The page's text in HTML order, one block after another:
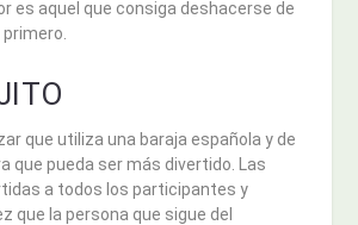
es aquel que consiga deshacerse de
que utiliza una baraja española y de
que pueda ser más divertido. Las
a todos los participantes y
que la persona que sigue del